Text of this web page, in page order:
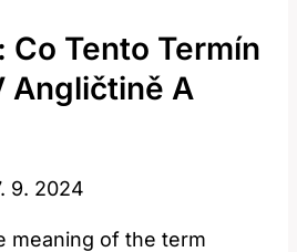
Co Tento Termín
Angličtině A
9. 2024
meaning of the term